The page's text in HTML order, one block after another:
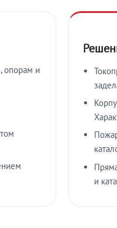
опорам и
и